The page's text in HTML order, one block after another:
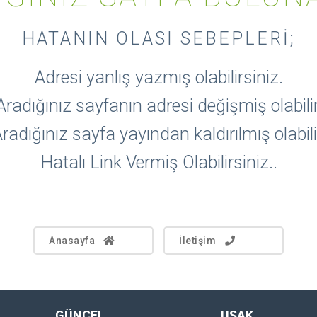
HATANIN OLASI SEBEPLERI;
Adresi yanlış yazmış olabilirsiniz.
sayfanın adresi değişmiş
sayfa yayından kaldırılmış
Hatalı Link Vermiş Olabilirsiniz..
Anasayfa İletişim